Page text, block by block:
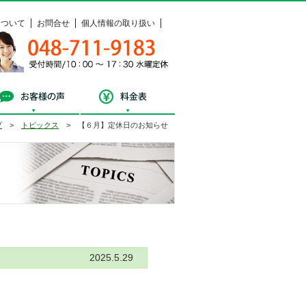
いて お問合せ 個人情報の取り扱い
048-711-9183
受付時間 / 10：00 ～ 17：30 水曜定休
相談 お客様の声
> トピックス > 【６月】定休日のお知らせ
2025.5.29